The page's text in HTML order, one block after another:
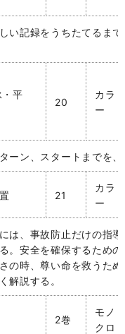
い記録をうちたてるま
平
20
カラ
ー
ーン、スタートまでを
21
カラ
ー
は、事故防止だけの指
。安全を確保するため
の時、尊い命を救うた
解説する。
2巻
モノ
クロ